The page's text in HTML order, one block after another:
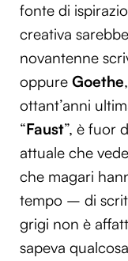
fonte di
creativa
novantenne
oppure Goethe
ottant’anni
“Faust”, è fuor
attuale che
che magari
tempo – di
grigi non è
sapeva